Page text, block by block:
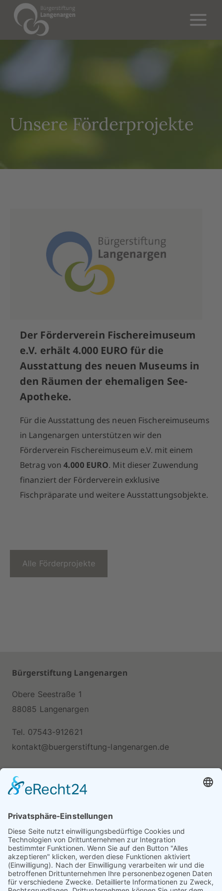
Unsere Förderprojekte
Der Förderverein Fischereimuseum
e.V. erhält 4.000 EURO für die
Ausstattung des neuen Museums in
den Räumen der ehemaligen See-
Apotheke.
Für die Ausstattung des neuen Fischereimuseums
in Langenargen unterstützen wir den
Förderverein Fischereimuseum e.V. mit einem
Betrag von4.000 EURO. Mit dieser Zuwendung
finanziert der Förderverein exklusive
Fischpräparate und weitere Ausstattungsobjekte.
Alle Förderprojekte
Bürgerstiftung Langenargen
Obere Seestraße 1
88085 Langenargen
Tel. 07543-912621
kontakt@buergerstiftung-langenargen.de
Unsere Bankverbindungen
Sparkasse Bodensee
IBAN DE44 6905 0001 0024 9856 65
BIC SOLADES1KNZ
Volksbank Friedrichshafen-Tettang
IBAN DE17 6519 1500 0038 1140 03
BIC GENODES1TET